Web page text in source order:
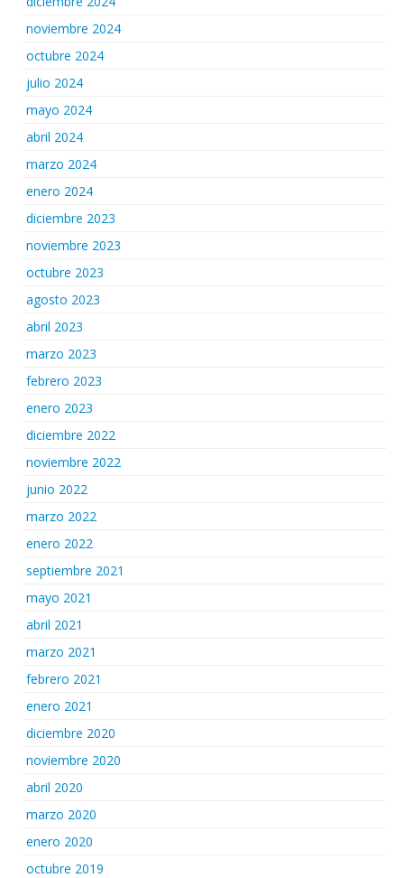
noviembre 2024
octubre 2024
julio 2024
mayo 2024
abril 2024
marzo 2024
enero 2024
diciembre 2023
noviembre 2023
octubre 2023
agosto 2023
abril 2023
marzo 2023
febrero 2023
enero 2023
diciembre 2022
noviembre 2022
junio 2022
marzo 2022
enero 2022
septiembre 2021
mayo 2021
abril 2021
marzo 2021
febrero 2021
enero 2021
diciembre 2020
noviembre 2020
abril 2020
marzo 2020
enero 2020
octubre 2019